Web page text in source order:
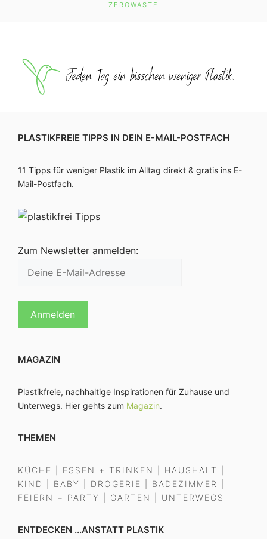
ZEROWASTE
PLASTIKFREIE TIPPS IN DEIN E-MAIL-POSTFACH
11 Tipps für weniger Plastik im Alltag direkt & gratis ins E-
Mail-Postfach.
Zum Newsletter anmelden:
MAGAZIN
Plastikfreie, nachhaltige Inspirationen für Zuhause und
Unterwegs. Hier gehts zum Magazin.
THEMEN
KÜCHE ESSEN + TRINKEN HAUSHALT
KIND
BABY DROGERIE BADEZIMMER
FEIERN + PARTY
GARTEN UNTERWEGS
ENTDECKEN ...ANSTATT PLASTIK